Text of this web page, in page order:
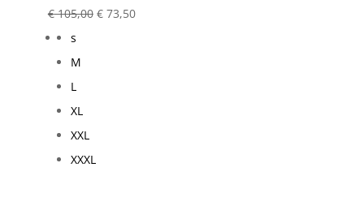
€105,00 Oorspronkelijke
€73,50Huidige
s
M
L
XL
XXL
XXXL